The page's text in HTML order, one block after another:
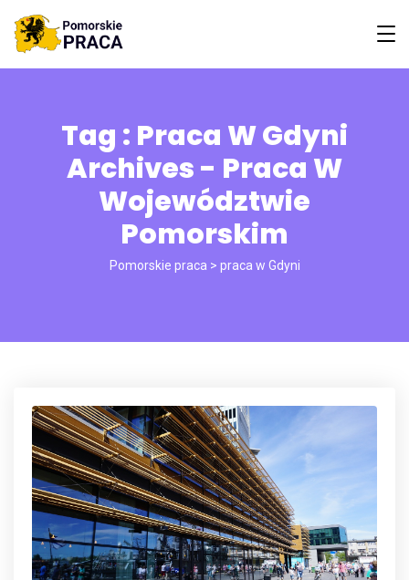
Tag : Praca W Gdyni
Archives - Praca W
Województwie
Pomorskim
Pomorskie praca > praca w Gdyni